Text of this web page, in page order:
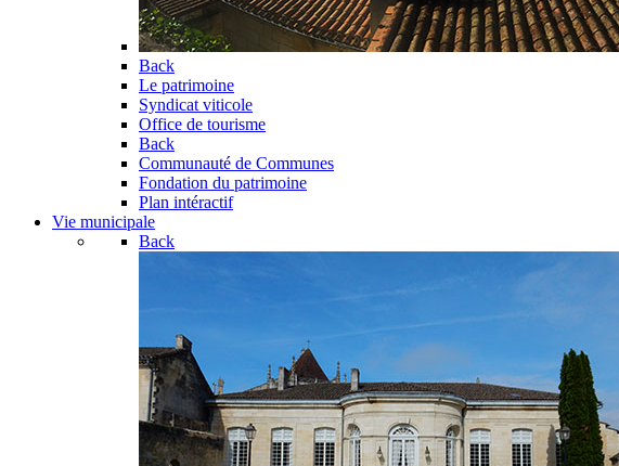
Back
Le patrimoine
Syndicat viticole
Office de tourisme
Back
Communauté de Communes
Fondation du patrimoine
Plan intéractif
Vie municipale
Back